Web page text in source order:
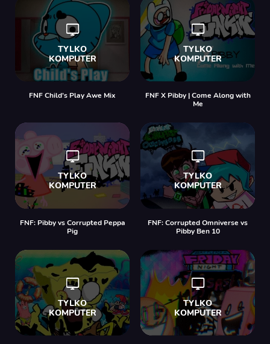
FNF Child’s Play Awe Mix
FNF X Pibby | Come Along with
Me
FNF: Pibby vs Corrupted Peppa
Pig
FNF: Corrupted Omniverse vs
Pibby Ben 10